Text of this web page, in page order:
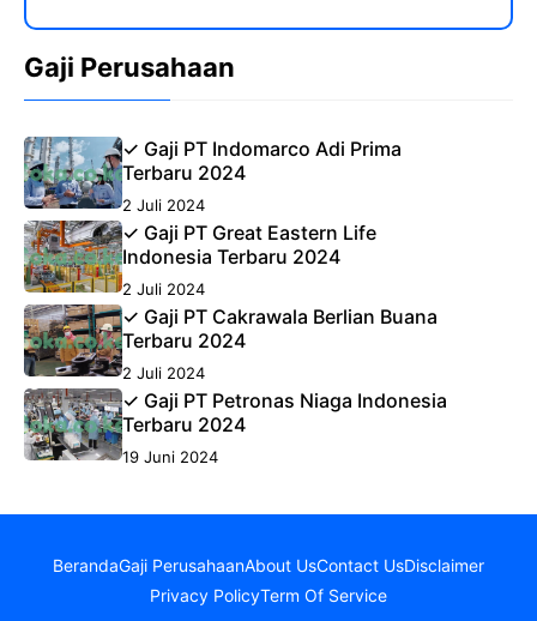
Gaji Perusahaan
✓ Gaji PT Indomarco Adi Prima
Terbaru 2024
2 Juli 2024
✓ Gaji PT Great Eastern Life
Indonesia Terbaru 2024
2 Juli 2024
✓ Gaji PT Cakrawala Berlian Buana
Terbaru 2024
2 Juli 2024
✓ Gaji PT Petronas Niaga Indonesia
Terbaru 2024
19 Juni 2024
BerandaGaji PerusahaanAbout UsContact UsDisclaimer
Privacy PolicyTerm Of Service